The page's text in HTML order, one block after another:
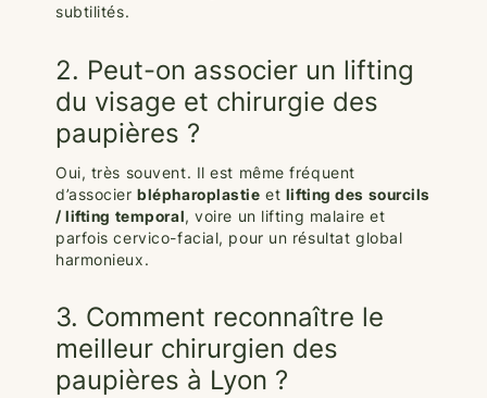
subtilités.
2. Peut-on associer un lifting
du visage et chirurgie des
paupières ?
Oui, très souvent. Il est même fréquent
d’associerblépharoplastie et lifting des sourcils
/ lifting temporal, voire un lifting malaire et
parfois cervico-facial, pour un résultat global
harmonieux.
3. Comment reconnaître le
meilleur chirurgien des
paupières à Lyon ?